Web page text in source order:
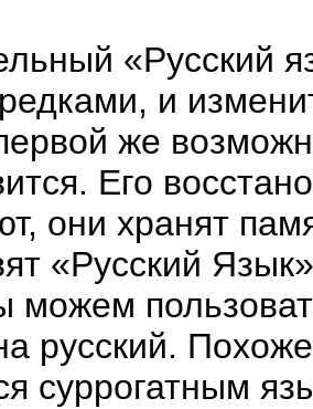
«Русский
и
же
Его
они хранят
«Русский
можем
русский.
суррогатным